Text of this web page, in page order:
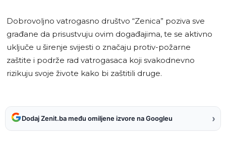
Dobrovoljno vatrogasno društvo “Zenica” poziva sve
građane da prisustvuju ovim događajima, te se aktivno
uključe u širenje svijesti o značaju protiv-požarne
zaštite i podrže rad vatrogasaca koji svakodnevno
rizikuju svoje živote kako bi zaštitili druge.
Dodaj Zenit.ba među omiljene izvore na Googleu ›